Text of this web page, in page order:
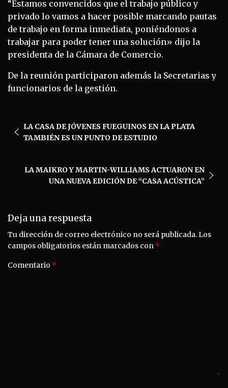
“Estamos convencidos que el trabajo público y
privado lo vamos a hacer posible marcando pautas
de trabajo en forma inmediata, poniéndonos a
trabajar para poder tener una solución» dijo la
presidenta de la Cámara de Comercio.
De la reunión participaron además la Secretarias y
funcionarios de la gestión.
Navegación
de LA CASA DE JÓVENES FUEGUINOS EN LA PLATA
TAMBIÉN ES UN PUNTO DE ESTUDIO
LA MAIKRO Y MARTIN-WILLIAMS ACTUARON EN
UNA NUEVA EDICIÓN DE “CASA ACÚSTICA”
Deja una respuesta
Tu dirección de correo electrónico no será publicada.Los
campos obligatorios están marcados con *
Comentario *